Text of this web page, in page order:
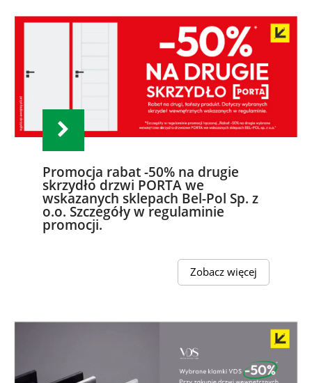
Promocja rabat -50% na drugie
skrzydło drzwi PORTA we
wskazanych sklepach Bel-Pol Sp. z
o.o. Szczegóły w regulaminie
promocji.
Zobacz więcej